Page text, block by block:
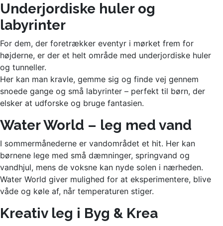
Underjordiske huler og
labyrinter
For dem, der foretrækker eventyr i mørket frem for
højderne, er der et helt område med underjordiske huler
og tunneller.
Her kan man kravle, gemme sig og finde vej gennem
snoede gange og små labyrinter – perfekt til børn, der
elsker at udforske og bruge fantasien.
Water World – leg med vand
I sommermånederne er vandområdet et hit. Her kan
børnene lege med små dæmninger, springvand og
vandhjul, mens de voksne kan nyde solen i nærheden.
Water World giver mulighed for at eksperimentere, blive
våde og køle af, når temperaturen stiger.
Kreativ leg i Byg & Krea